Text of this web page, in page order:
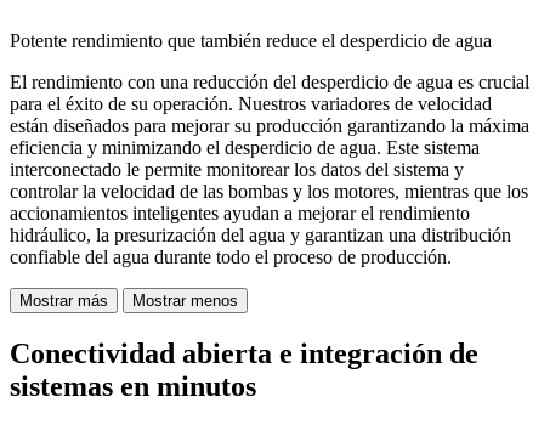
Potente rendimiento que también reduce el desperdicio de agua
El rendimiento con una reducción del desperdicio de agua es crucial
para el éxito de su operación. Nuestros variadores de velocidad
están diseñados para mejorar su producción garantizando la máxima
eficiencia y minimizando el desperdicio de agua. Este sistema
interconectado le permite monitorear los datos del sistema y
controlar la velocidad de las bombas y los motores, mientras que los
accionamientos inteligentes ayudan a mejorar el rendimiento
hidráulico, la presurización del agua y garantizan una distribución
confiable del agua durante todo el proceso de producción.
Mostrar más Mostrar menos
Conectividad abierta e integración de
sistemas en minutos